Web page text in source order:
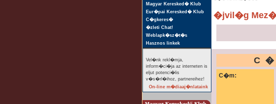
Magyar Keresked� Klub
Eur�pai Keresked� Klub
C�gkeres�
�zleti Chat!
Weblapk�sz�t�s
Hasznos linkek
Vel�nk rekl�mja,
inform�ci�ja az interneten is
eljut potenci�lis
v�s�rl�ihoz, partnereihez!
On-line m�diaaj�nlataink
�jvil�g
C�m: